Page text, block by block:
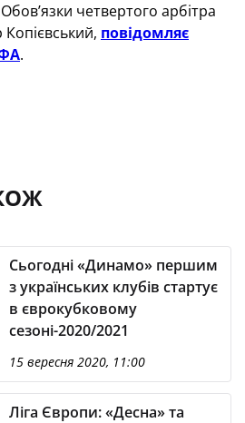
четвертого арбітра
повідомляє
.
Сьогодні «Динамо» першим
з українських клубів стартує
в єврокубковому
сезоні-2020/2021
15 вересня 2020, 11:00
Ліга Європи: «Десна» та